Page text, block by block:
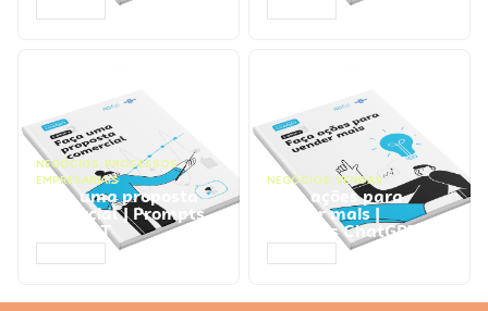
NEGÓCIOS, PROCESSOS
EMPRESARIAIS
Faça uma proposta
comercial | Prompts
ChatGPT
NEGÓCIOS, VENDAS
Faça ações para
vender mais |
Prompts ChatGPT